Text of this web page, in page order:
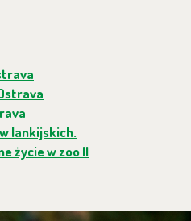
lankijskich.
życie w zoo II